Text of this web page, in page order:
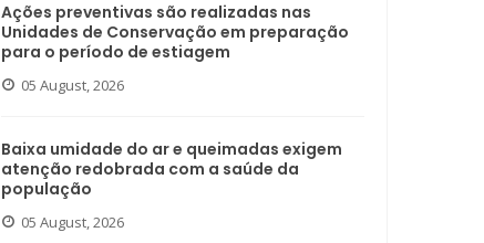
Ações preventivas são realizadas nas
Unidades de Conservação em preparação
para o período de estiagem
05 August, 2026
Baixa umidade do ar e queimadas exigem
atenção redobrada com a saúde da
população
05 August, 2026